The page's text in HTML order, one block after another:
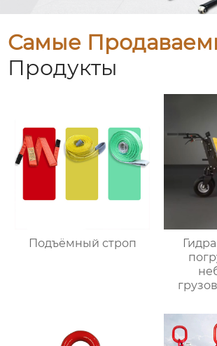
Самые
Продукты
Подъёмный строп